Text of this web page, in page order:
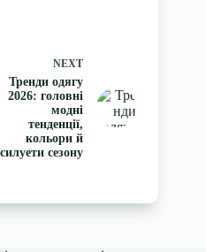
NEXT
Тренди одягу
2026: головні
модні
тенденції,
кольори й
силуети сезону